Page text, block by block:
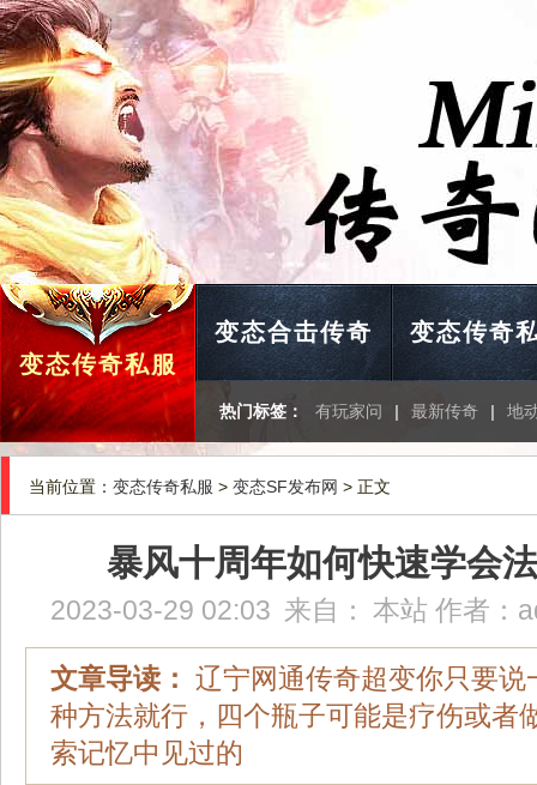
变态传奇私服
变态合击传奇 变态传奇
热门标签： 有玩家问 | 最新传奇 | 地
当前位置： 变态传奇私服 > 变态SF发布网 > 正文
暴风十周年如何快速学会
2023-03-29 02:03 来自： 本站 作者：
文章导读： 辽宁网通传奇超变你只要说
种方法就行，四个瓶子可能是疗伤或者
索记忆中见过的